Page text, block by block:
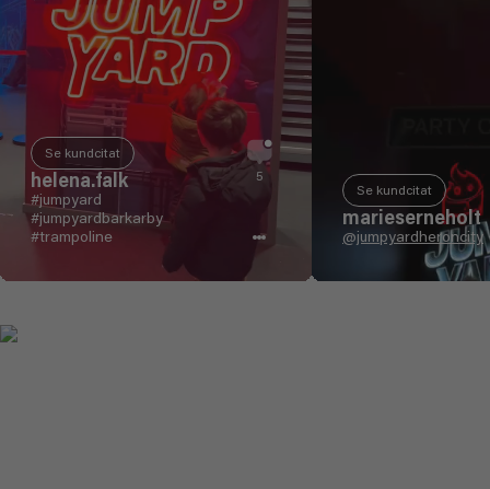
Se kundcitat
helena.falk
#jumpyard
#jumpyardbarkarby
#trampoline
5
Se kundcitat
marieserneholt
@jumpyardheroncity